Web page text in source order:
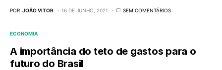
POR JOÃO VITOR 16 DE JUNHO, 2021 SEM COMENTÁRIOS
ECONOMIA
A importância do teto de gastos para o
futuro do Brasil